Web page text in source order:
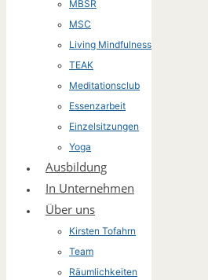
MBSR
MSC
Living Mindfulness
TEAK
Meditationsclub
Essenzarbeit
Einzelsitzungen
Yoga
Ausbildung
In Unternehmen
Über uns
Kirsten Tofahrn
Team
Räumlichkeiten